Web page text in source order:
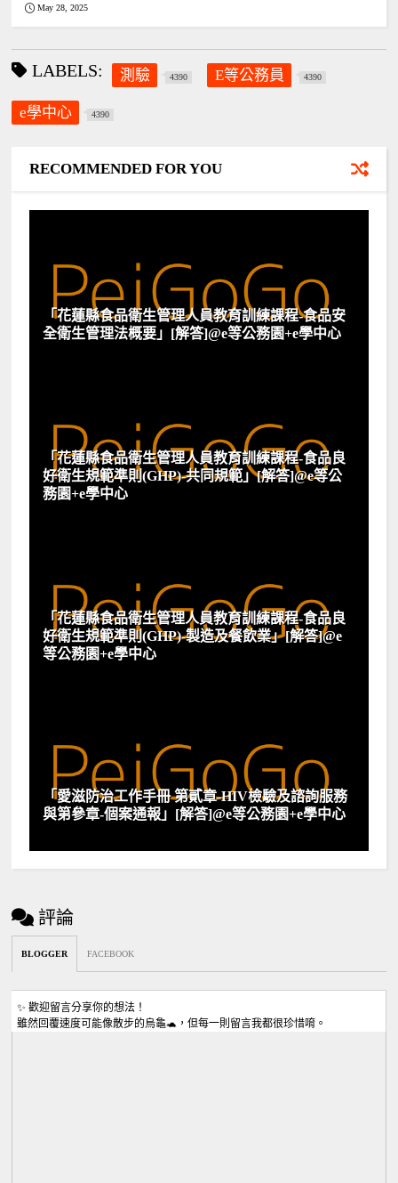
May 28, 2025
LABELS: 測驗 4390 E等公務員 4390
e學中心 4390
RECOMMENDED FOR YOU
「花蓮縣食品衛生管理人員教育訓練課程-食品安
全衛生管理法概要」[解答]@e等公務園+e學中心
「花蓮縣食品衛生管理人員教育訓練課程-食品良
好衛生規範準則(GHP)-共同規範」[解答]@e等公
務園+e學中心
「花蓮縣食品衛生管理人員教育訓練課程-食品良
好衛生規範準則(GHP)-製造及餐飲業」[解答]@e
等公務園+e學中心
「愛滋防治工作手冊 第貳章-HIV檢驗及諮詢服務
與第參章-個案通報」[解答]@e等公務園+e學中心
評論
BLOGGER FACEBOOK
✨ 歡迎留言分享你的想法！
雖然回覆速度可能像散步的烏龜🐢，但每一則留言我都很珍惜唷。